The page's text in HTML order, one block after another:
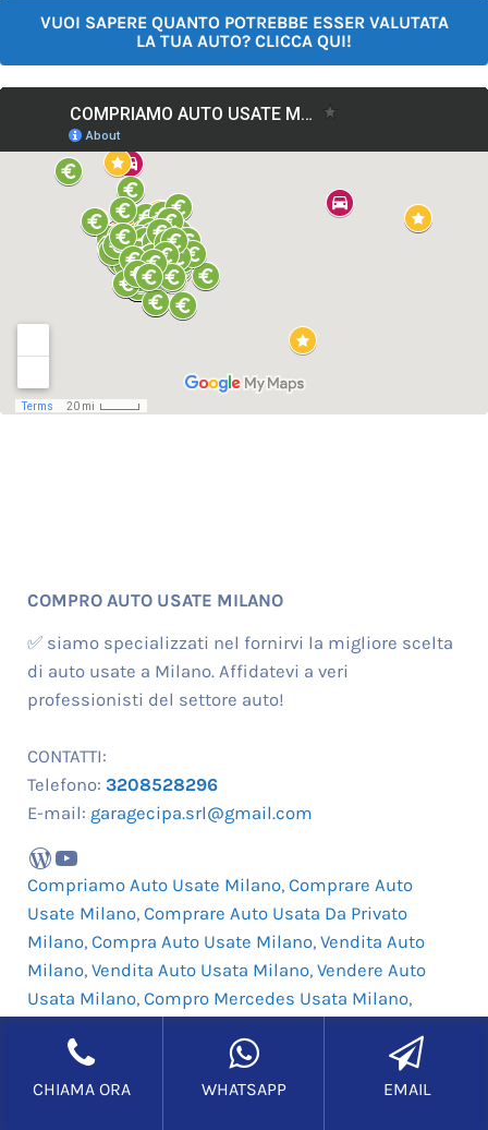
VUOI SAPERE QUANTO POTREBBE ESSER VALUTATA
LA TUA AUTO? CLICCA QUI!
COMPRO AUTO USATE MILANO
✅ siamo specializzati nel fornirvi la migliore scelta
di auto usate a Milano. Affidatevi a veri
professionisti del settore auto!
CONTATTI:
Telefono: 3208528296
E-mail: garagecipa.srl@gmail.com
WordPress
YouTube
Compriamo Auto Usate Milano, Comprare Auto
Usate Milano, Comprare Auto Usata Da Privato
Milano, Compra Auto Usate Milano, Vendita Auto
Milano, Vendita Auto Usata Milano, Vendere Auto
Usata Milano, Compro Mercedes Usata Milano,
CHIAMA ORA WHATSAPP EMAIL